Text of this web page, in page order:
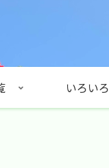
いろいろ